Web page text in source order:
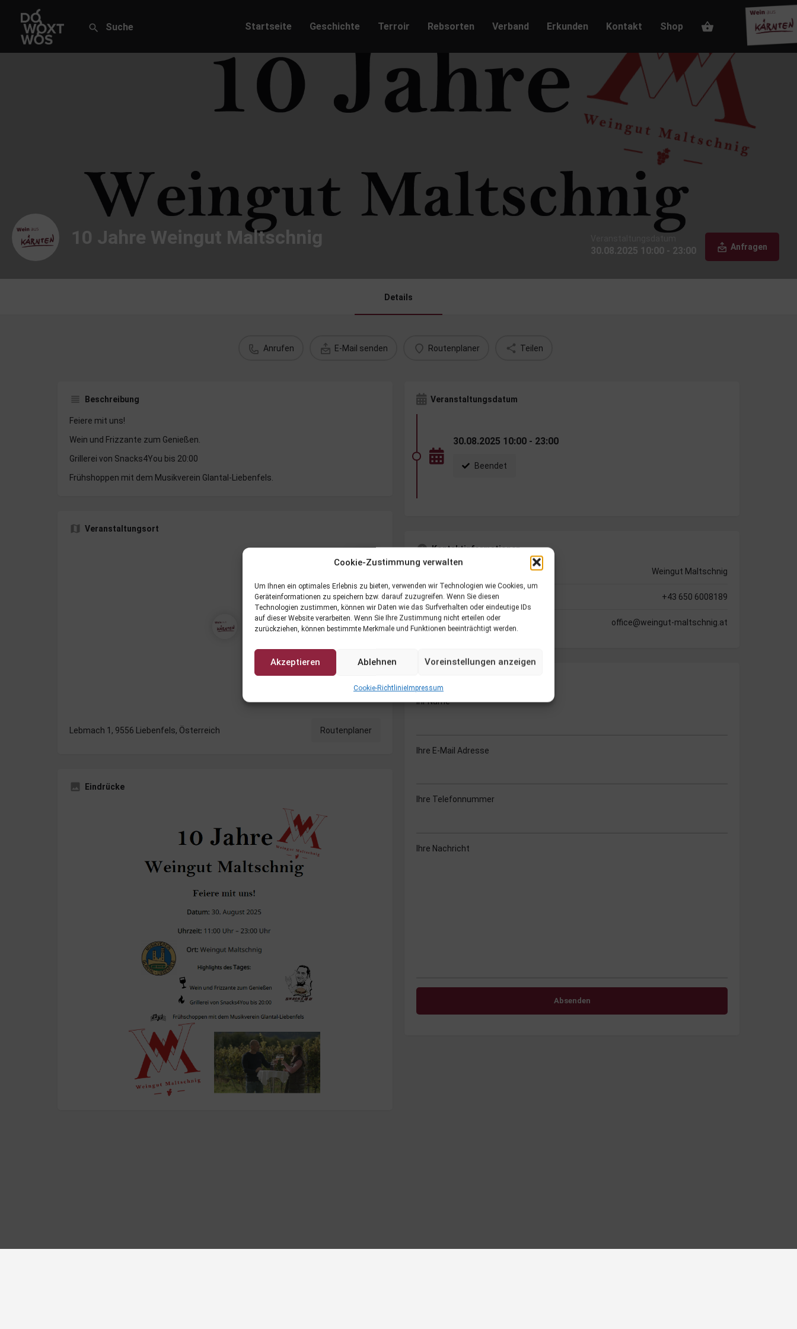
Cookie-Zustimmung verwalten
Um Ihnen ein optimales Erlebnis zu bieten, verwenden wir Technologien wie Cookies, um
Geräteinformationen zu speichern bzw. darauf zuzugreifen. Wenn Sie diesen
Technologien zustimmen, können wir Daten wie das Surfverhalten oder eindeutige IDs
auf dieser Website verarbeiten. Wenn Sie Ihre Zustimmung nicht erteilen oder
zurückziehen, können bestimmte Merkmale und Funktionen beeinträchtigt werden.
Akzeptieren Ablehnen Voreinstellungen anzeigen
Cookie-RichtlinieImpressum
Startseite Geschichte Terroir Rebsorten Verband Erkunden Kontakt Shop
10 Jahre Weingut Maltschnig
30.08.2025 10:00 - 23:00 Anfragen
Details
Anrufen E-Mail senden Routenplaner Teilen
Beschreibung
Feiere mit uns!
Wein und Frizzante zum Genießen.
Grillerei von Snacks4You bis 20:00
Frühshoppen mit dem Musikverein Glantal-Liebenfels.
Veranstaltungsort
Lebmach 1, 9556 Liebenfels, Österreich Routenplaner
Eindrücke
Veranstaltungsdatum
30.08.2025 10:00 - 23:00
Beendet
Kontaktinformationen
Weingut Maltschnig
Telefonnummer +43 650 6008189
E-Mail Adresse office@weingut-maltschnig.at
Ihr Name
Ihre E-Mail Adresse
Ihre Telefonnummer
Ihre Nachricht